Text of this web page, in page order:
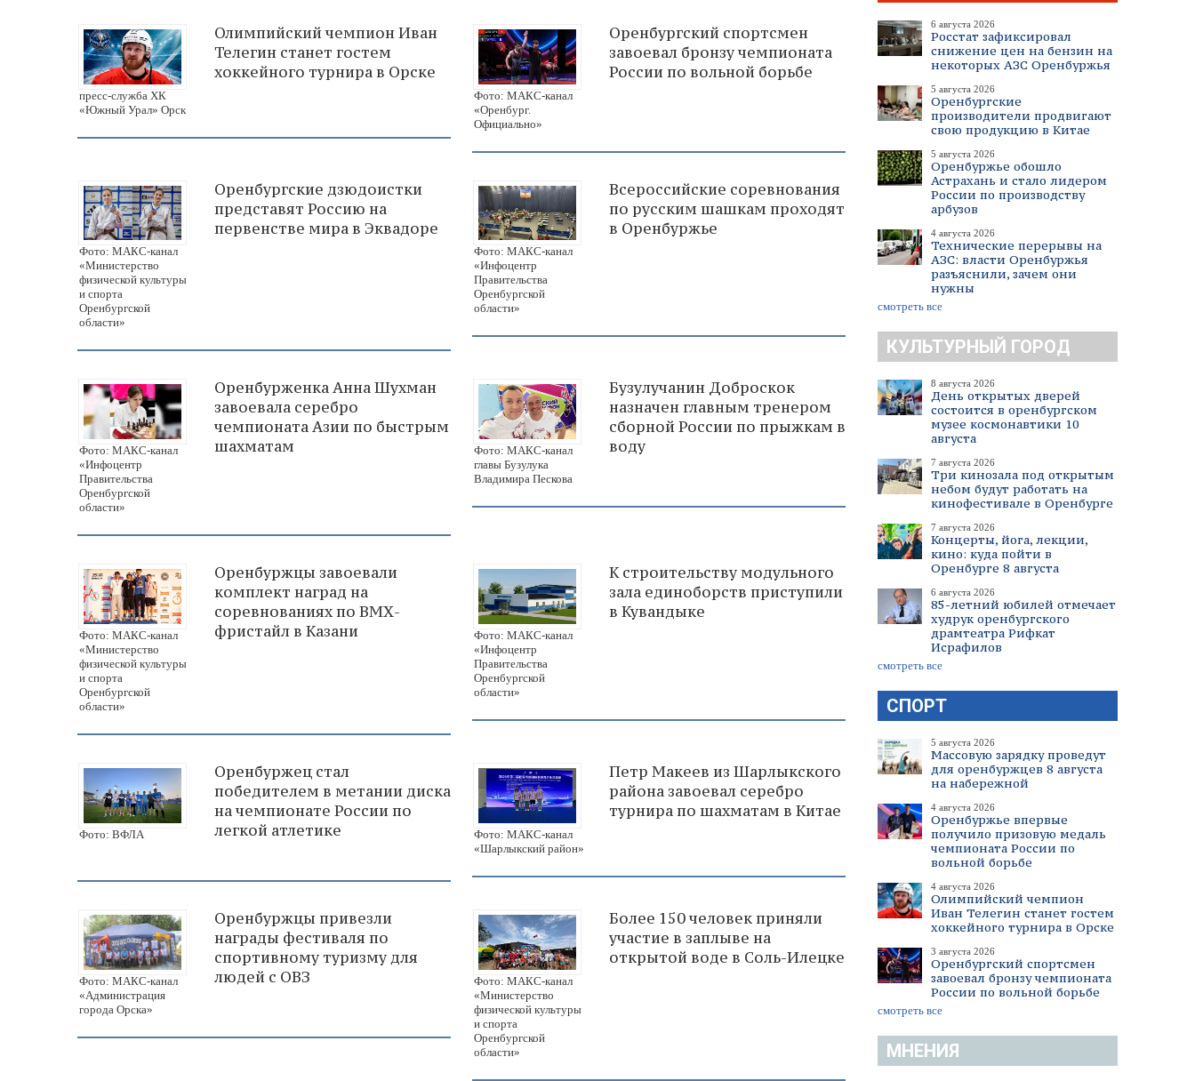
6 августа 2026
Росстат зафиксировал
снижение цен на бензин на
некоторых АЗС Оренбуржья
5 августа 2026
Оренбургские
производители продвигают
свою продукцию в Китае
5 августа 2026
Оренбуржье обошло
Астрахань и стало лидером
России по производству
арбузов
4 августа 2026
Технические перерывы на
АЗС: власти Оренбуржья
разъяснили, зачем они
нужны
смотреть все
КУЛЬТУРНЫЙ ГОРОД
8 августа 2026
День открытых дверей
состоится в оренбургском
музее космонавтики 10
августа
7 августа 2026
Три кинозала под открытым
небом будут работать на
кинофестивале в Оренбурге
7 августа 2026
Концерты, йога, лекции,
кино: куда пойти в
Оренбурге 8 августа
6 августа 2026
85-летний юбилей отмечает
худрук оренбургского
драмтеатра Рифкат
Исрафилов
смотреть все
СПОРТ
5 августа 2026
Массовую зарядку проведут
для оренбуржцев 8 августа
на набережной
4 августа 2026
Оренбуржье впервые
получило призовую медаль
чемпионата России по
вольной борьбе
4 августа 2026
Олимпийский чемпион
Иван Телегин станет гостем
хоккейного турнира в Орске
3 августа 2026
Оренбургский спортсмен
завоевал бронзу чемпионата
России по вольной борьбе
смотреть все
МНЕНИЯ
пресс-служба ХК
«Южный Урал» Орск
Олимпийский чемпион Иван
Телегин станет гостем
хоккейного турнира в Орске
Фото: МАКС-канал
«Оренбург.
Официально»
Оренбургский спортсмен
завоевал бронзу чемпионата
России по вольной борьбе
Фото: МАКС-канал
«Министерство
физической культуры
и спорта
Оренбургской
области»
Оренбургские дзюдоистки
представят Россию на
первенстве мира в Эквадоре
Фото: МАКС-канал
«Инфоцентр
Правительства
Оренбургской
области»
Всероссийские соревнования
по русским шашкам проходят
в Оренбуржье
Фото: МАКС-канал
«Инфоцентр
Правительства
Оренбургской
области»
Оренбурженка Анна Шухман
завоевала серебро
чемпионата Азии по быстрым
шахматам
Фото: МАКС-канал
главы Бузулука
Владимира Пескова
Бузулучанин Доброскок
назначен главным тренером
сборной России по прыжкам в
воду
Фото: МАКС-канал
«Министерство
физической культуры
и спорта
Оренбургской
области»
Оренбуржцы завоевали
комплект наград на
соревнованиях по ВМХ-
фристайл в Казани
Фото: МАКС-канал
«Инфоцентр
Правительства
Оренбургской
области»
К строительству модульного
зала единоборств приступили
в Кувандыке
Фото: ВФЛА
Оренбуржец стал
победителем в метании диска
на чемпионате России по
легкой атлетике
Фото: МАКС-канал
«Шарлыкский район»
Петр Макеев из Шарлыкского
района завоевал серебро
турнира по шахматам в Китае
Фото: МАКС-канал
«Администрация
города Орска»
Оренбуржцы привезли
награды фестиваля по
спортивному туризму для
людей с ОВЗ
Фото: МАКС-канал
«Министерство
физической культуры
и спорта
Оренбургской
области»
Более 150 человек приняли
участие в заплыве на
открытой воде в Соль-Илецке